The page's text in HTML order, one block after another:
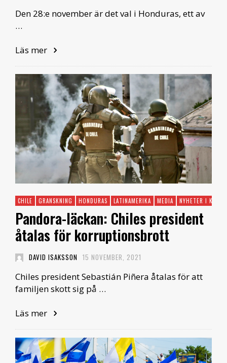
Den 28:e november är det val i Honduras, ett av
…
Läs mer
CHILE GRANSKNING HONDURAS LATINAMERIKA MEDIA NYHETER I
Pandora-läckan: Chiles president
åtalas för korruptionsbrott
DAVID ISAKSSON 15 NOVEMBER, 2021
Chiles president Sebastián Piñera åtalas för att
familjen skott sig på …
Läs mer